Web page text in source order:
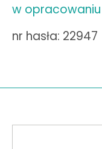
w opracowaniu
nr hasła: 22947